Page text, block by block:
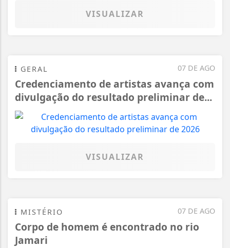
VISUALIZAR
07 DE AGO
GERAL
Credenciamento de artistas avança com
divulgação do resultado preliminar de...
VISUALIZAR
07 DE AGO
MISTÉRIO
Corpo de homem é encontrado no rio
Jamari